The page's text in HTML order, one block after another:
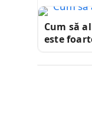
Cum să
este